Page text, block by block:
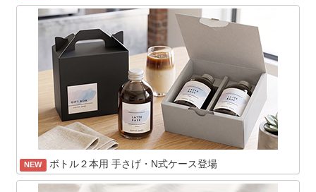
NEW ボトル２本用 手さげ・N式ケース登場